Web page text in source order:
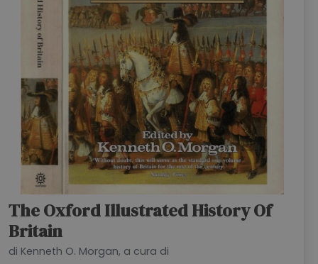
The Oxford Illustrated History Of
Britain
di Kenneth O. Morgan, a cura di